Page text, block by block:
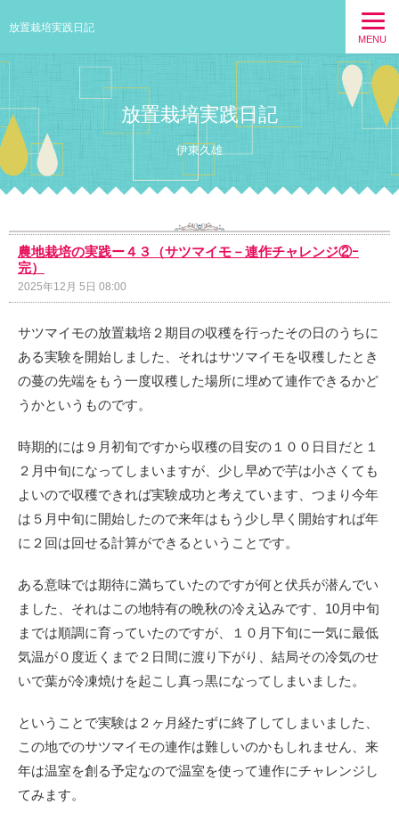
放置栽培実践日記
MENU
放置栽培実践日記
伊東久雄
農地栽培の実践ー４３（サツマイモ－連作チャレンジ②ｰ
完）
2025年12月 5日 08:00
サツマイモの放置栽培２期目の収穫を行ったその日のうちに
ある実験を開始しました、それはサツマイモを収穫したとき
の蔓の先端をもう一度収穫した場所に埋めて連作できるかど
うかというものです。
時期的には９月初旬ですから収穫の目安の１００日目だと１
２月中旬になってしまいますが、少し早めで芋は小さくても
よいので収穫できれば実験成功と考えています、つまり今年
は５月中旬に開始したので来年はもう少し早く開始すれば年
に２回は回せる計算ができるということです。
ある意味では期待に満ちていたのですが何と伏兵が潜んでい
ました、それはこの地特有の晩秋の冷え込みです、10月中旬
までは順調に育っていたのですが、１０月下旬に一気に最低
気温が０度近くまで２日間に渡り下がり、結局その冷気のせ
いで葉が冷凍焼けを起こし真っ黒になってしまいました。
ということで実験は２ヶ月経たずに終了してしまいました、
この地でのサツマイモの連作は難しいのかもしれません、来
年は温室を創る予定なので温室を使って連作にチャレンジし
てみます。